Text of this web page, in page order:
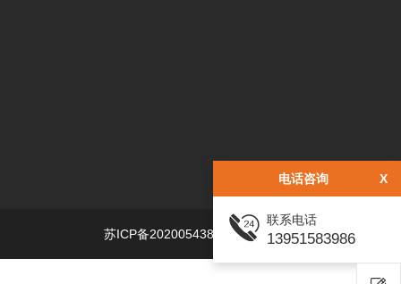
苏ICP备2020054380号-1 高端网站建设：海之睿
电话咨询 X
联系电话
13951583986